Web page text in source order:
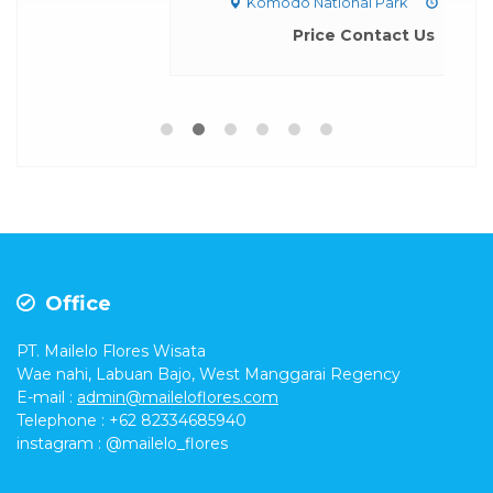
Office
PT. Mailelo Flores Wisata
Wae nahi, Labuan Bajo, West Manggarai Regency
E-mail : admin@maileloflores.com
Telephone : +62 82334685940
instagram : @mailelo_flores